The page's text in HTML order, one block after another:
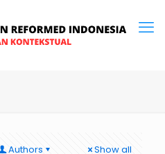
Authors Show all